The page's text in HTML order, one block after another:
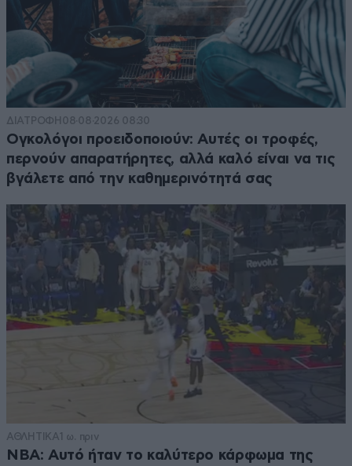
ΔΙΑΤΡΟΦΗ 08·08·2026 08:30
Ογκολόγοι προειδοποιούν: Αυτές οι τροφές,
περνούν απαρατήρητες, αλλά καλό είναι να τις
βγάλετε από την καθημερινότητά σας
ΑΘΛΗΤΙΚΑ1 ω. πριν
NBA: Αυτό ήταν το καλύτερο κάρφωμα της